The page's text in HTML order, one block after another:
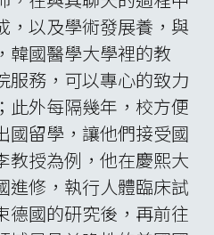
環境配置為例，這個醫
分院以及產品，我們
，可見其動線流暢，窗
病互動溫柔且輕鬆，家
以及所將接受的治療，
看到讓小朋友開心就醫
的陪伴患童候診；治療
治療，就有四種機型與